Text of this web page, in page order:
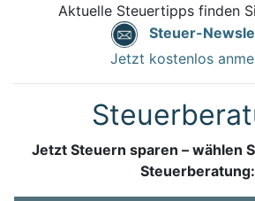
Aktuelle Steuertipps finden
Steuer-
Jetzt kostenlos
Jetzt Steuern sparen – wählen
Steuerberatung: